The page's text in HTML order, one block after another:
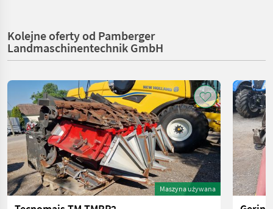
Kolejne oferty od Pamberger
Landmaschinentechnik GmbH
Maszyna używana